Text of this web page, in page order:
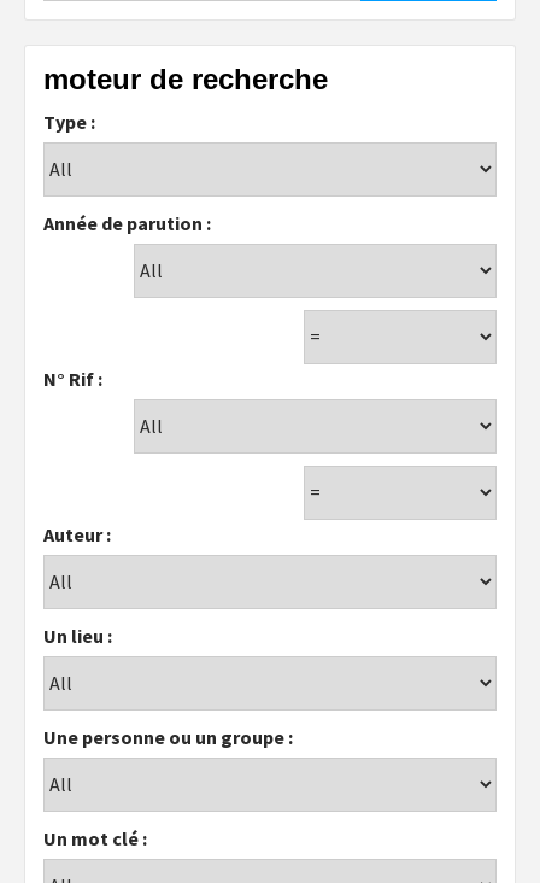
moteur de recherche
Type :
Année de parution :
N° Rif :
Auteur :
Un lieu :
Une personne ou un groupe :
Un mot clé :